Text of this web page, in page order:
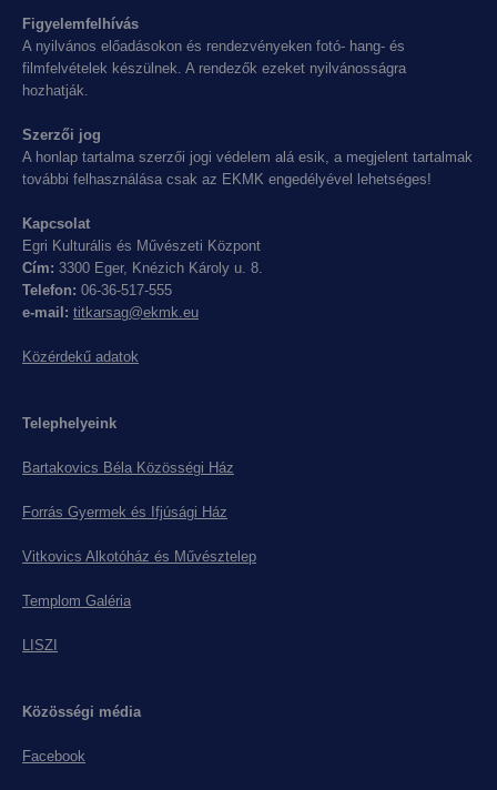
Figyelemfelhívás
A nyilvános előadásokon és rendezvényeken fotó- hang- és
filmfelvételek készülnek. A rendezők ezeket nyilvánosságra
hozhatják.
Szerzői jog
A honlap tartalma szerzői jogi védelem alá esik, a megjelent tartalmak
további felhasználása csak az EKMK engedélyével lehetséges!
Kapcsolat
Egri Kulturális és Művészeti Központ
Cím: 3300 Eger, Knézich Károly u. 8.
Telefon: 06-36-517-555
e-mail: titkarsag@ekmk.eu
Közérdekű adatok
Telephelyeink
Bartakovics Béla Közösségi Ház
Forrás Gyermek és Ifjúsági Ház
Vitkovics Alkotóház és Művésztelep
Templom Galéria
LISZI
Közösségi média
Facebook